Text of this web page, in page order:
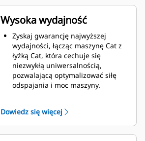
Wysoka wydajność
Zyskaj gwarancję najwyższej
wydajności, łącząc maszynę Cat z
łyżką Cat, która cechuje się
niezwykłą uniwersalnością,
pozwalającą optymalizować siłę
odspajania i moc maszyny.
materiału na łyżkę. Zwiększony
prześwit lemiesza zapewnia
zmniejszony opór dolnej części
Dowiedz się więcej